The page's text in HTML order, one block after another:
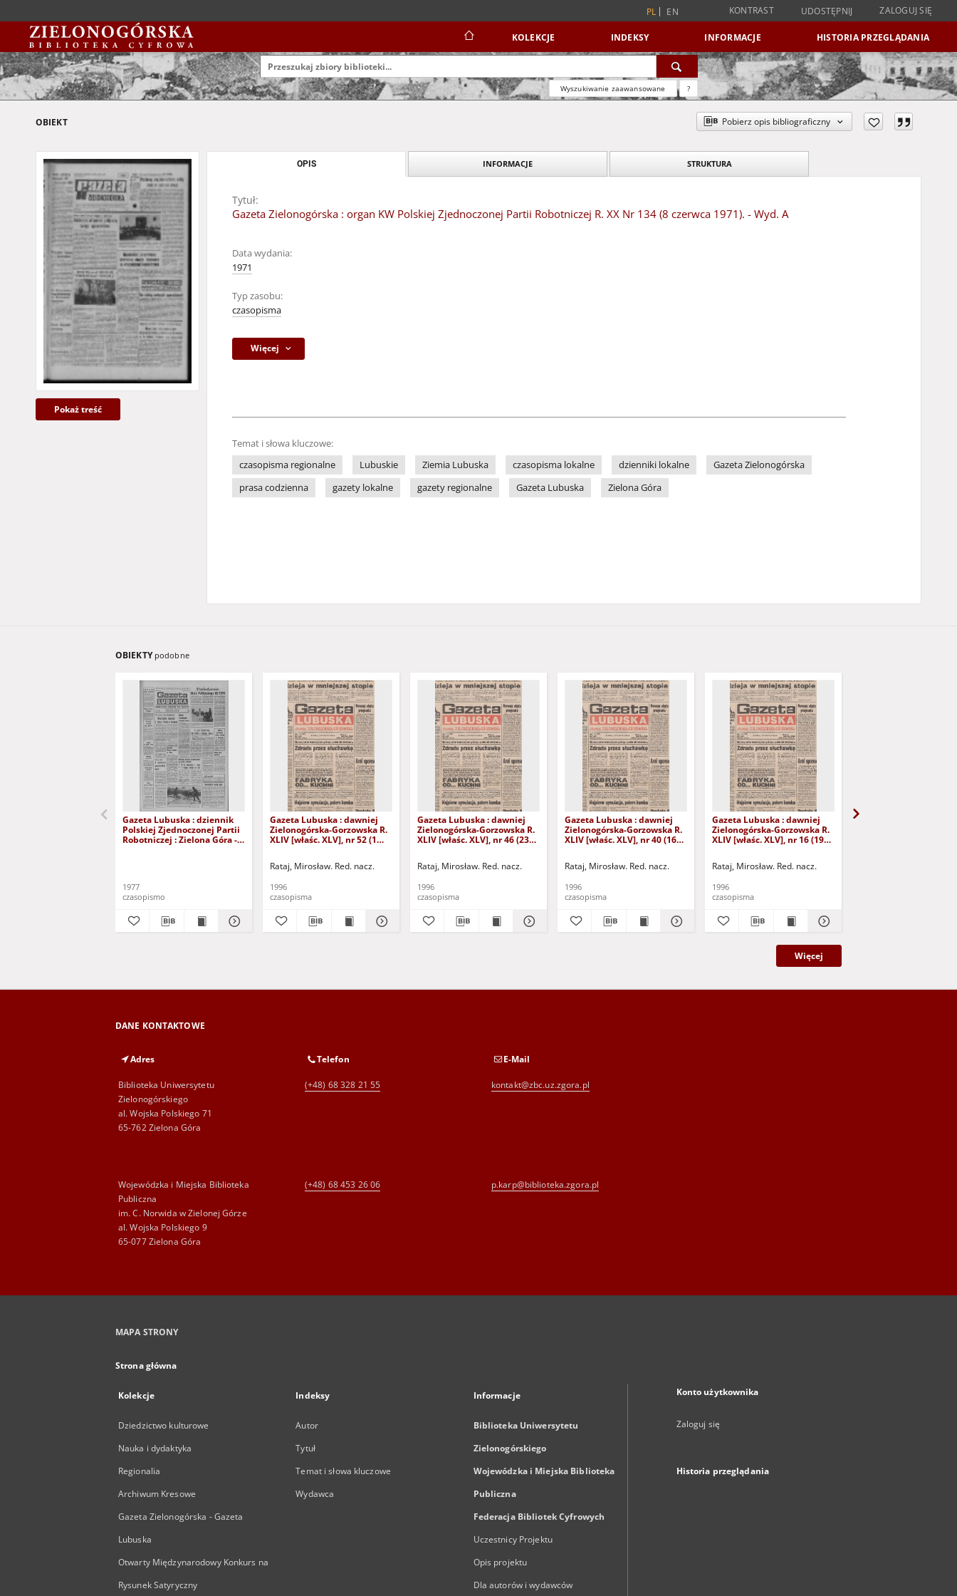
PL EN KONTRAST UDOSTĘPNIJ ZALOGUJ SIĘ
KOLEKCJE INDEKSY INFORMACJE HISTORIA PRZEGLĄDANIA
Wyszukiwanie zaawansowane ?
OBIEKT Pobierz opis bibliograficzny
Pokaż treść
OPIS INFORMACJE STRUKTURA
Tytuł:
Gazeta Zielonogórska : organ KW Polskiej Zjednoczonej Partii Robotniczej R. XX Nr 134 (8 czerwca 1971). - Wyd. A
Data wydania:
1971
Typ zasobu:
czasopisma
Więcej
Temat i słowa kluczowe:
czasopisma regionalne
Lubuskie Ziemia Lubuska czasopisma lokalne dzienniki lokalne
Gazeta Zielonogórska
prasa codzienna
gazety lokalne gazety regionalne Gazeta Lubuska Zielona Góra
OBIEKTY podobne
Gazeta Lubuska : dziennik
Polskiej Zjednoczonej Partii
Robotniczej : Zielona Góra -
1977
czasopismo
Gazeta Lubuska : dawniej
Zielonogórska-Gorzowska R.
XLIV [właśc. XLV], nr 52 (1
Rataj, Mirosław. Red. nacz.
1996
czasopisma
Gazeta Lubuska : dawniej
Zielonogórska-Gorzowska R.
XLIV [właśc. XLV], nr 46 (23
Rataj, Mirosław. Red. nacz.
1996
czasopisma
Gazeta Lubuska : dawniej
Zielonogórska-Gorzowska R.
XLIV [właśc. XLV], nr 40 (16
Rataj, Mirosław. Red. nacz.
1996
czasopisma
Gazeta Lubuska : dawniej
Zielonogórska-Gorzowska R.
XLIV [właśc. XLV], nr 16 (19
Rataj, Mirosław. Red. nacz.
1996
czasopisma
Więcej
DANE KONTAKTOWE
Adres
Biblioteka Uniwersytetu
Zielonogórskiego
al. Wojska Polskiego 71
65-762 Zielona Góra
Telefon
(+48) 68 328 21 55
E-Mail
kontakt@zbc.uz.zgora.pl
Wojewódzka i Miejska Biblioteka
Publiczna
im. C. Norwida w Zielonej Górze
al. Wojska Polskiego 9
65-077 Zielona Góra
(+48) 68 453 26 06 p.karp@biblioteka.zgora.pl
MAPA STRONY
Strona główna
Kolekcje
Dziedzictwo kulturowe
Nauka i dydaktyka
Regionalia
Archiwum Kresowe
Gazeta Zielonogórska - Gazeta
Lubuska
Otwarty Międzynarodowy Konkurs na
Rysunek Satyryczny
Indeksy
Autor
Tytuł
Temat i słowa kluczowe
Wydawca
Informacje
Biblioteka Uniwersytetu
Zielonogórskiego
Wojewódzka i Miejska Biblioteka
Publiczna
Federacja Bibliotek Cyfrowych
Uczestnicy Projektu
Opis projektu
Dla autorów i wydawców
Konto użytkownika
Zaloguj się
Historia przeglądania